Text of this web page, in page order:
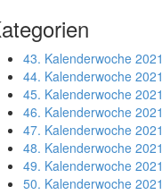
43. Kalenderwoche 2021
44. Kalenderwoche 2021
45. Kalenderwoche 2021
46. Kalenderwoche 2021
47. Kalenderwoche 2021
48. Kalenderwoche 2021
49. Kalenderwoche 2021
50. Kalenderwoche 2021